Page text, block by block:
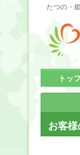
たつの・
お客
トッ